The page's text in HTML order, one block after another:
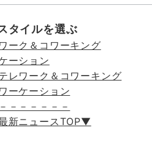
タイルを選ぶ
ーク＆コワーキング
ーション
レワーク＆コワーキング
ーケーション
－－－－－－
新ニュースTOP▼